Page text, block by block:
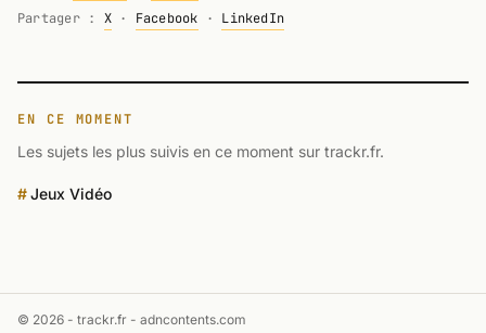
Partager : X· Facebook · LinkedIn
EN CE MOMENT
Les sujets les plus suivis en ce moment sur trackr.fr.
Jeux Vidéo
© 2026 - trackr.fr - adncontents.com